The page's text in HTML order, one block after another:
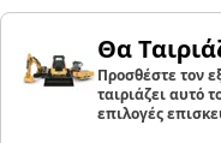
Θα
Προσθέστε τον
ταιριάζει αυτό
επιλογές